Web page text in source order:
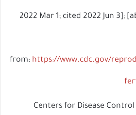
2022 Mar 1; cited 2022 Jun 3];
from: https://www.cdc.gov/
Centers for Disease